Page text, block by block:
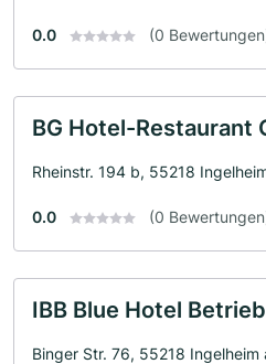
0.0 (0
BG Hotel-Restaurant
Rheinstr. 194 b, 55218
0.0 (0
IBB Blue Hotel
Binger Str. 76, 55218 Ingelheim